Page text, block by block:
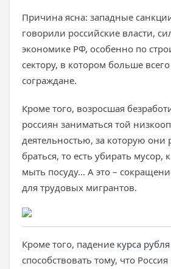
Причина ясна: западные
говорили российские власти,
экономике РФ, особенно по
сектору, в котором больше
сограждане.
Кроме того, возросшая
россиян заниматься той
деятельностью, за которую они
браться, то есть убирать мусор,
мыть посуду… А это –
для трудовых мигрантов.
Кроме того, падение курса рубля
способствовать тому, что